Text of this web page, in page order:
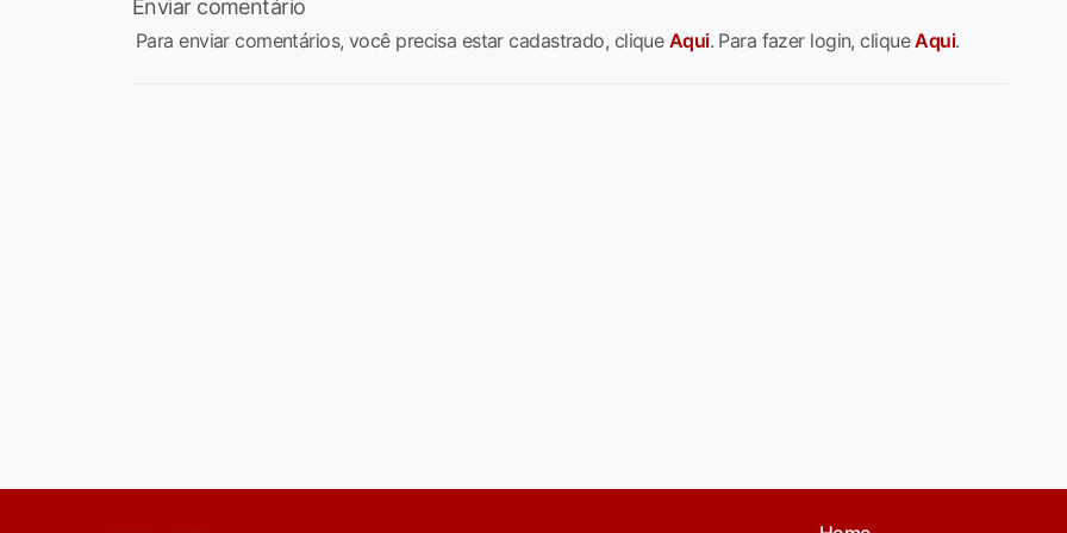
Enviar comentário
Para enviar comentários, você precisa estar cadastrado, clique Aqui. Para fazer login, cliqueAqui.